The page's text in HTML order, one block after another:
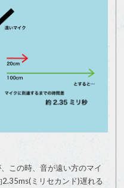
この時、音が遠い方のマイ
ミリセカンド)遅れる